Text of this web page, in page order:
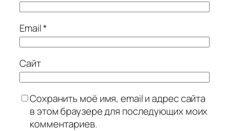
Email*
Сайт
Сохранить моё имя, email и адрес сайта
в этом браузере для последующих моих
комментариев.